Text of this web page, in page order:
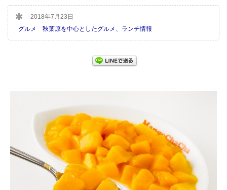
2018年7月23日
グルメ 秋葉原を中心としたグルメ、ランチ情報